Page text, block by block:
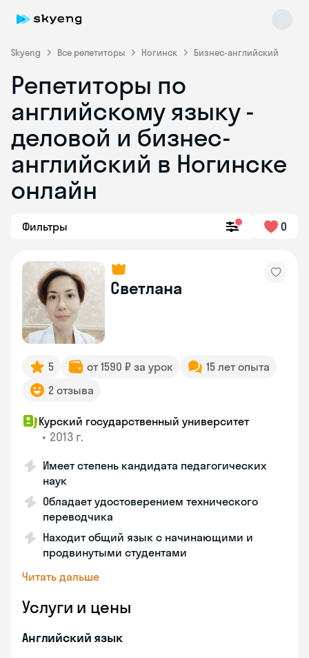
Skyeng Все репетиторы Ногинск Бизнес-английский
Репетиторы по
английскому языку -
деловой и бизнес-
английский в Ногинске
онлайн
Фильтры 0
Светлана
5 от 1590 ₽ за урок
15 лет опыта
2 отзыва
Курский государственный университет
• 2013 г.
Имеет степень кандидата педагогических
наук
Обладает удостоверением технического
переводчика
Находит общий язык с начинающими и
продвинутыми студентами
Читать дальше
Услуги и цены
Английский язык
Skyeng Chat
online